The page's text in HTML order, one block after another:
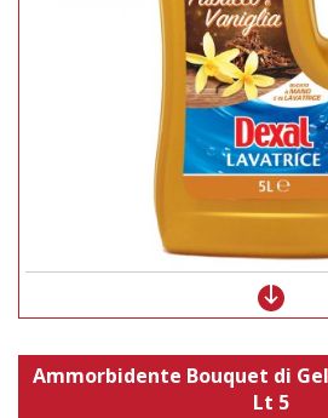
Ammorbidente Bouquet di
Lt 5